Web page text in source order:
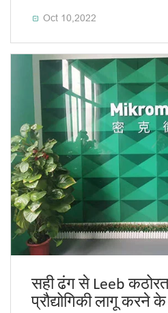
 Oct 10,2022
सही ढंग से Leeb
प्रौद्योगिकी लागू करने